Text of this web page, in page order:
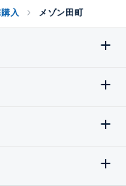
入 メゾン田町